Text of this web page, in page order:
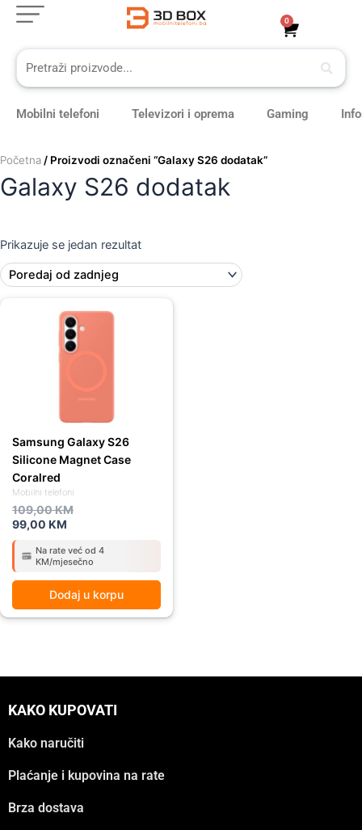
Skip
content
0
Cart
Mobilni telefoni Televizori i oprema Gaming
Početna / Proizvodi označeni “Galaxy S26 dodatak”
Galaxy S26 dodatak
Prikazuje se jedan rezultat
Mobilni telefoni
Samsung Galaxy S26
Silicone Magnet Case
Coralred
109,00KM
109,00 KM.
99,00 KM
99,00 KM.
Na rate već od 4
KM/mjesečno
Dodaj u korpu
KAKO KUPOVATI
Kako naručiti
Plaćanje i kupovina na rate
Brza dostava